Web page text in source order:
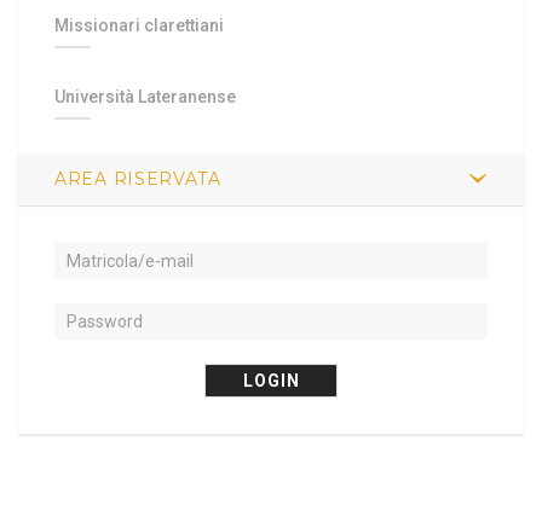
Missionari clarettiani
Università Lateranense
AREA RISERVATA
LOGIN